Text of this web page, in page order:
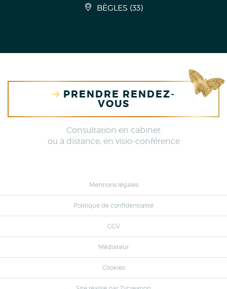
BÈGLES (33)
PRENDRE RENDEZ-
VOUS
Consultation en cabinet
ou à distance, en visio-conférence
Mentions légales
Politique de confidentialité
CGV
Médiateur
Cookies